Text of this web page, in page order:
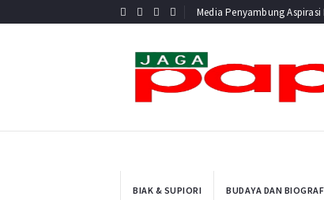
Media Penyambung Aspirasi
BIAK & SUPIORI BUDAYA DAN